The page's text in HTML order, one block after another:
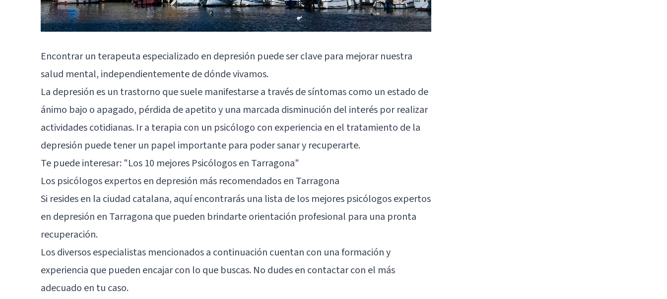
Encontrar un terapeuta especializado en depresión puede ser clave para mejorar nuestra
salud mental, independientemente de dónde vivamos.
La depresión es un trastorno que suele manifestarse a través de síntomas como un estado de
ánimo bajo o apagado, pérdida de apetito y una marcada disminución del interés por realizar
actividades cotidianas. Ir a terapia con un psicólogo con experiencia en el tratamiento de la
depresión puede tener un papel importante para poder sanar y recuperarte.
Te puede interesar: "Los 10 mejores Psicólogos en Tarragona"
Los psicólogos expertos en depresión más recomendados en Tarragona
Si resides en la ciudad catalana, aquí encontrarás una lista de los mejores psicólogos expertos
en depresión en Tarragona que pueden brindarte orientación profesional para una pronta
recuperación.
Los diversos especialistas mencionados a continuación cuentan con una formación y
experiencia que pueden encajar con lo que buscas. No dudes en contactar con el más
adecuado en tu caso.